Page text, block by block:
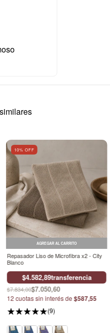
10% OFF
AGREGAR AL CARRITO
Repasador Liso de Microfibra x2 - City
Blanco
$4.582,89transferencia
$7.834,00$7.050,60
12 cuotas sin interés de$587,55
(9)